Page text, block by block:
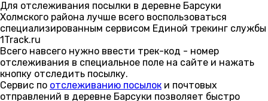
Для отслеживания посылки в деревне Барсуки
Холмского района лучше всего воспользоваться
специализированным сервисом Единой трекинг службы
1Track.ru
Всего навсего нужно ввести трек-код - номер
отслеживания в специальное поле на сайте и нажать
кнопку отследить посылку.
Сервис по отслеживанию посылок и почтовых
отправлений в деревне Барсуки позволяет быстро